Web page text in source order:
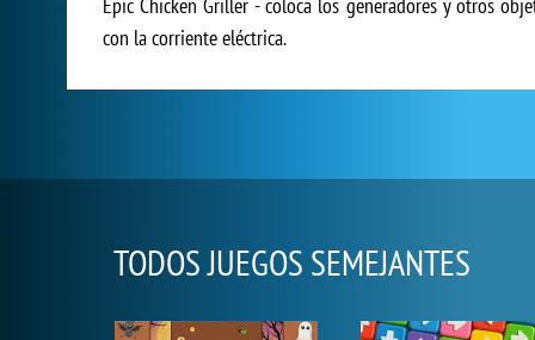
con la corriente eléctrica.
TODOS JUEGOS SEMEJANTES